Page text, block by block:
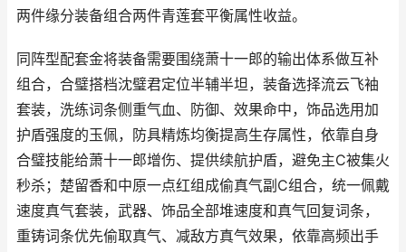
两件缘分装备组合两件青莲套平衡属性收益。
同阵型配套金将装备需要围绕萧十一郎的输出体系做互补
组合，合璧搭档沈璧君定位半辅半坦，装备选择流云飞袖
套装，洗练词条侧重气血、防御、效果命中，饰品选用加
护盾强度的玉佩，防具精炼均衡提高生存属性，依靠自身
合璧技能给萧十一郎增伤、提供续航护盾，避免主C被集火
秒杀；楚留香和中原一点红组成偷真气副C组合，统一佩戴
速度真气套装，武器、饰品全部堆速度和真气回复词条，
重铸词条优先偷取真气、减敌方真气效果，依靠高频出手